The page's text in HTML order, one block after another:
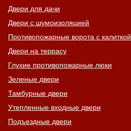
Двери для дачи
Двери с шумоизоляцией
Противопожарные ворота с калиткой
Двери на террасу
Глухие противопожарные люки
Зеленые двери
Тамбурные двери
Утепленные входные двери
Подъездные двери